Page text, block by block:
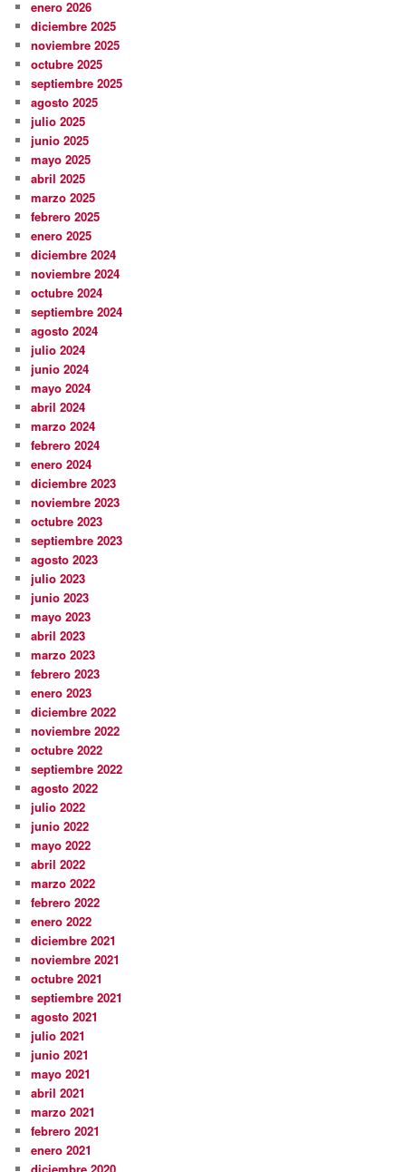
enero 2026
diciembre 2025
noviembre 2025
octubre 2025
septiembre 2025
agosto 2025
julio 2025
junio 2025
mayo 2025
abril 2025
marzo 2025
febrero 2025
enero 2025
diciembre 2024
noviembre 2024
octubre 2024
septiembre 2024
agosto 2024
julio 2024
junio 2024
mayo 2024
abril 2024
marzo 2024
febrero 2024
enero 2024
diciembre 2023
noviembre 2023
octubre 2023
septiembre 2023
agosto 2023
julio 2023
junio 2023
mayo 2023
abril 2023
marzo 2023
febrero 2023
enero 2023
diciembre 2022
noviembre 2022
octubre 2022
septiembre 2022
agosto 2022
julio 2022
junio 2022
mayo 2022
abril 2022
marzo 2022
febrero 2022
enero 2022
diciembre 2021
noviembre 2021
octubre 2021
septiembre 2021
agosto 2021
julio 2021
junio 2021
mayo 2021
abril 2021
marzo 2021
febrero 2021
enero 2021
diciembre 2020